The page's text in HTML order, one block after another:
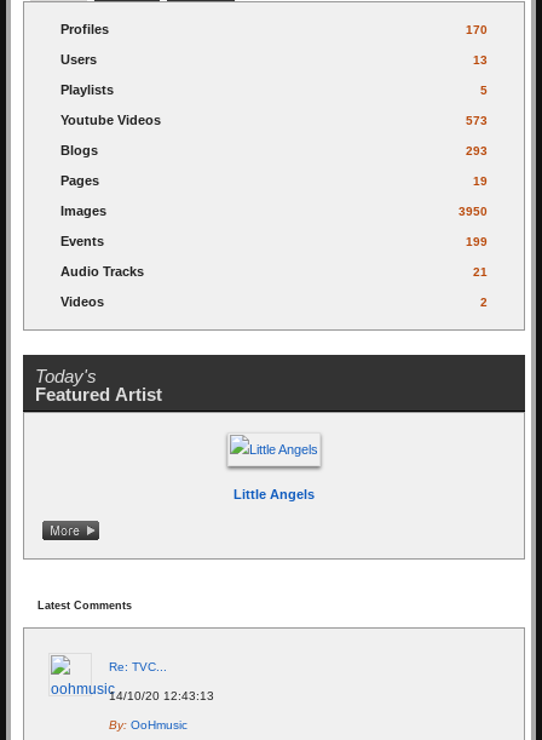
"อ้าว" ของ อะตอม ชนกันต์ และ เรามีเรา ของ
แหวนฐิติมา
Water กับเพลง
Mean , เพลง “ถ้าเราเจอกันอีก” ของ
Tilly Birds
Chilli Fish Sauce
หน่อย) - ปราโมทย์ ปาทาน , “เพลงคุณและคุณ
เท่านั้น”ของ แกงส้ม ธนทัต
ที่เล่นเอาเจ้าของเพลง
นั่งยิ้มกับสไตล์ดนตรีเรียบเรียงใหม่ มาถึงช่วงท้าย
การแข่งขันกับวงสมาชิกหญิงล้วน
Heard?
เจริญปุระ
เมทัลได้สะใจคนดูให้ส่งเสียงเชียร์ไม่หยุด
กับวงเดินทางไกลมาจากอุดรธานี วงSERPENT
เพลง "รักเอย" ของ ดา เอ็นโดรฟิน
ของ ซินญอริต้า ที่เหล่ากรรมการต่าง
ยกนิ้วให้กับความสามารถทักษะดนตรีที่เกินวัย
มัธยมกันทุกคน บอกเลยว่าดุเดือดสมศักดิ์ศรีรอบ
ไฟนอล เพราะไม่ว่าจะเป็นทักษะทางดนตรี หรือ
กันเลยทีเดียว จากนั้นเบรกอารมณ์ก่อนลุ้นผลการ
ตัดสินด้วยมินิคอนเสิร์ตจากศิลปินรุ่นพี่
วง Yes Indeed
ปลุกวัยรุ่นสยามลุกขึ้นมามันส์ร้องตามกันสนั่น
Block Kสยามสแควร์
Profiles 170
Users 13
Playlists 5
Youtube Videos 573
Blogs 293
Pages 19
Images 3950
Events 199
Audio Tracks 21
Videos 2
Today's
Featured Artist
Little Angels
Latest Comments
Re: TVC...
14/10/20 12:43:13
By: OoHmusic